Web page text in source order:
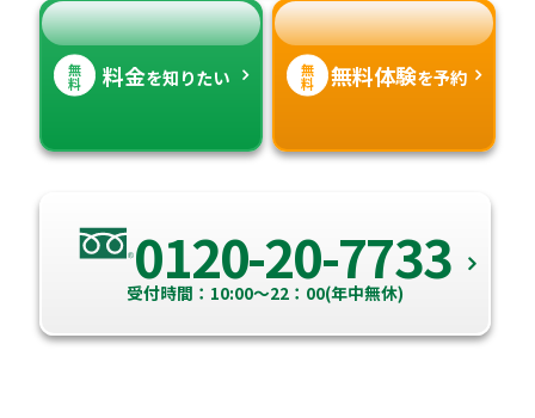
高知県
沖縄県
無
料 料金を知りたい 無
料 無料体験を予約
0120-20-7733
受付時間：10:00～22：00(年中無休)